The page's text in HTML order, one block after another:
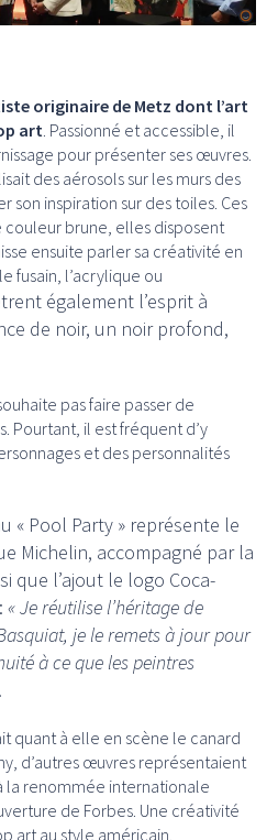
originaire de Metz dont l’art
art. Passionné et accessible, il
pour présenter ses œuvres.
des aérosols sur les murs des
son inspiration sur des toiles. Ces
brune, elles disposent
ensuite parler sa créativité en
fusain, l’acrylique ou
également l’esprit à
de noir, un noir profond,
pas faire passer de
Pourtant, il est fréquent d’y
et des personnalités
« Pool Party » représente le
Michelin, accompagné par la
que l’ajout le logo Coca-
« Je réutilise l’héritage de
je le remets à jour pour
à ce que les peintres
.
quant à elle en scène le canard
d’autres œuvres représentaient
la renommée internationale
de Forbes. Une créativité
art au style américain.